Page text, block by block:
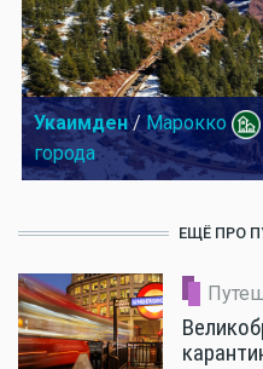
Укаимден/ Марокко
города
ЕЩЁ ПРО